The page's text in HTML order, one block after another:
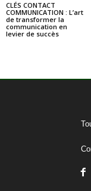
CLÉS CONTACT
COMMUNICATION : L’art
de transformer la
communication en
levier de succès